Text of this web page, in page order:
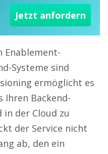
Jetzt anfordern
Enablement-
Systeme sind
ermöglicht es
Ihren Backend-
der Cloud zu
der Service nicht
ab, den ein